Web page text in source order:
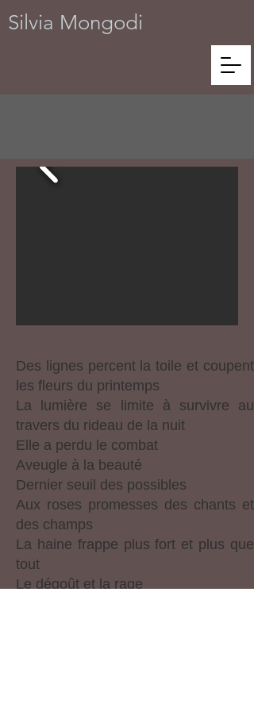
Silvia Mongodi
Des lignes percent la toile et coupent
les fleurs du printemps
La lumière se limite à survivre au
travers du rideau de la nuit
Elle a perdu le combat
Aveugle à la beauté
Dernier seuil des possibles
Aux roses promesses des chants et
des champs
La haine frappe plus fort et plus que
tout
Le dégoût et la rage